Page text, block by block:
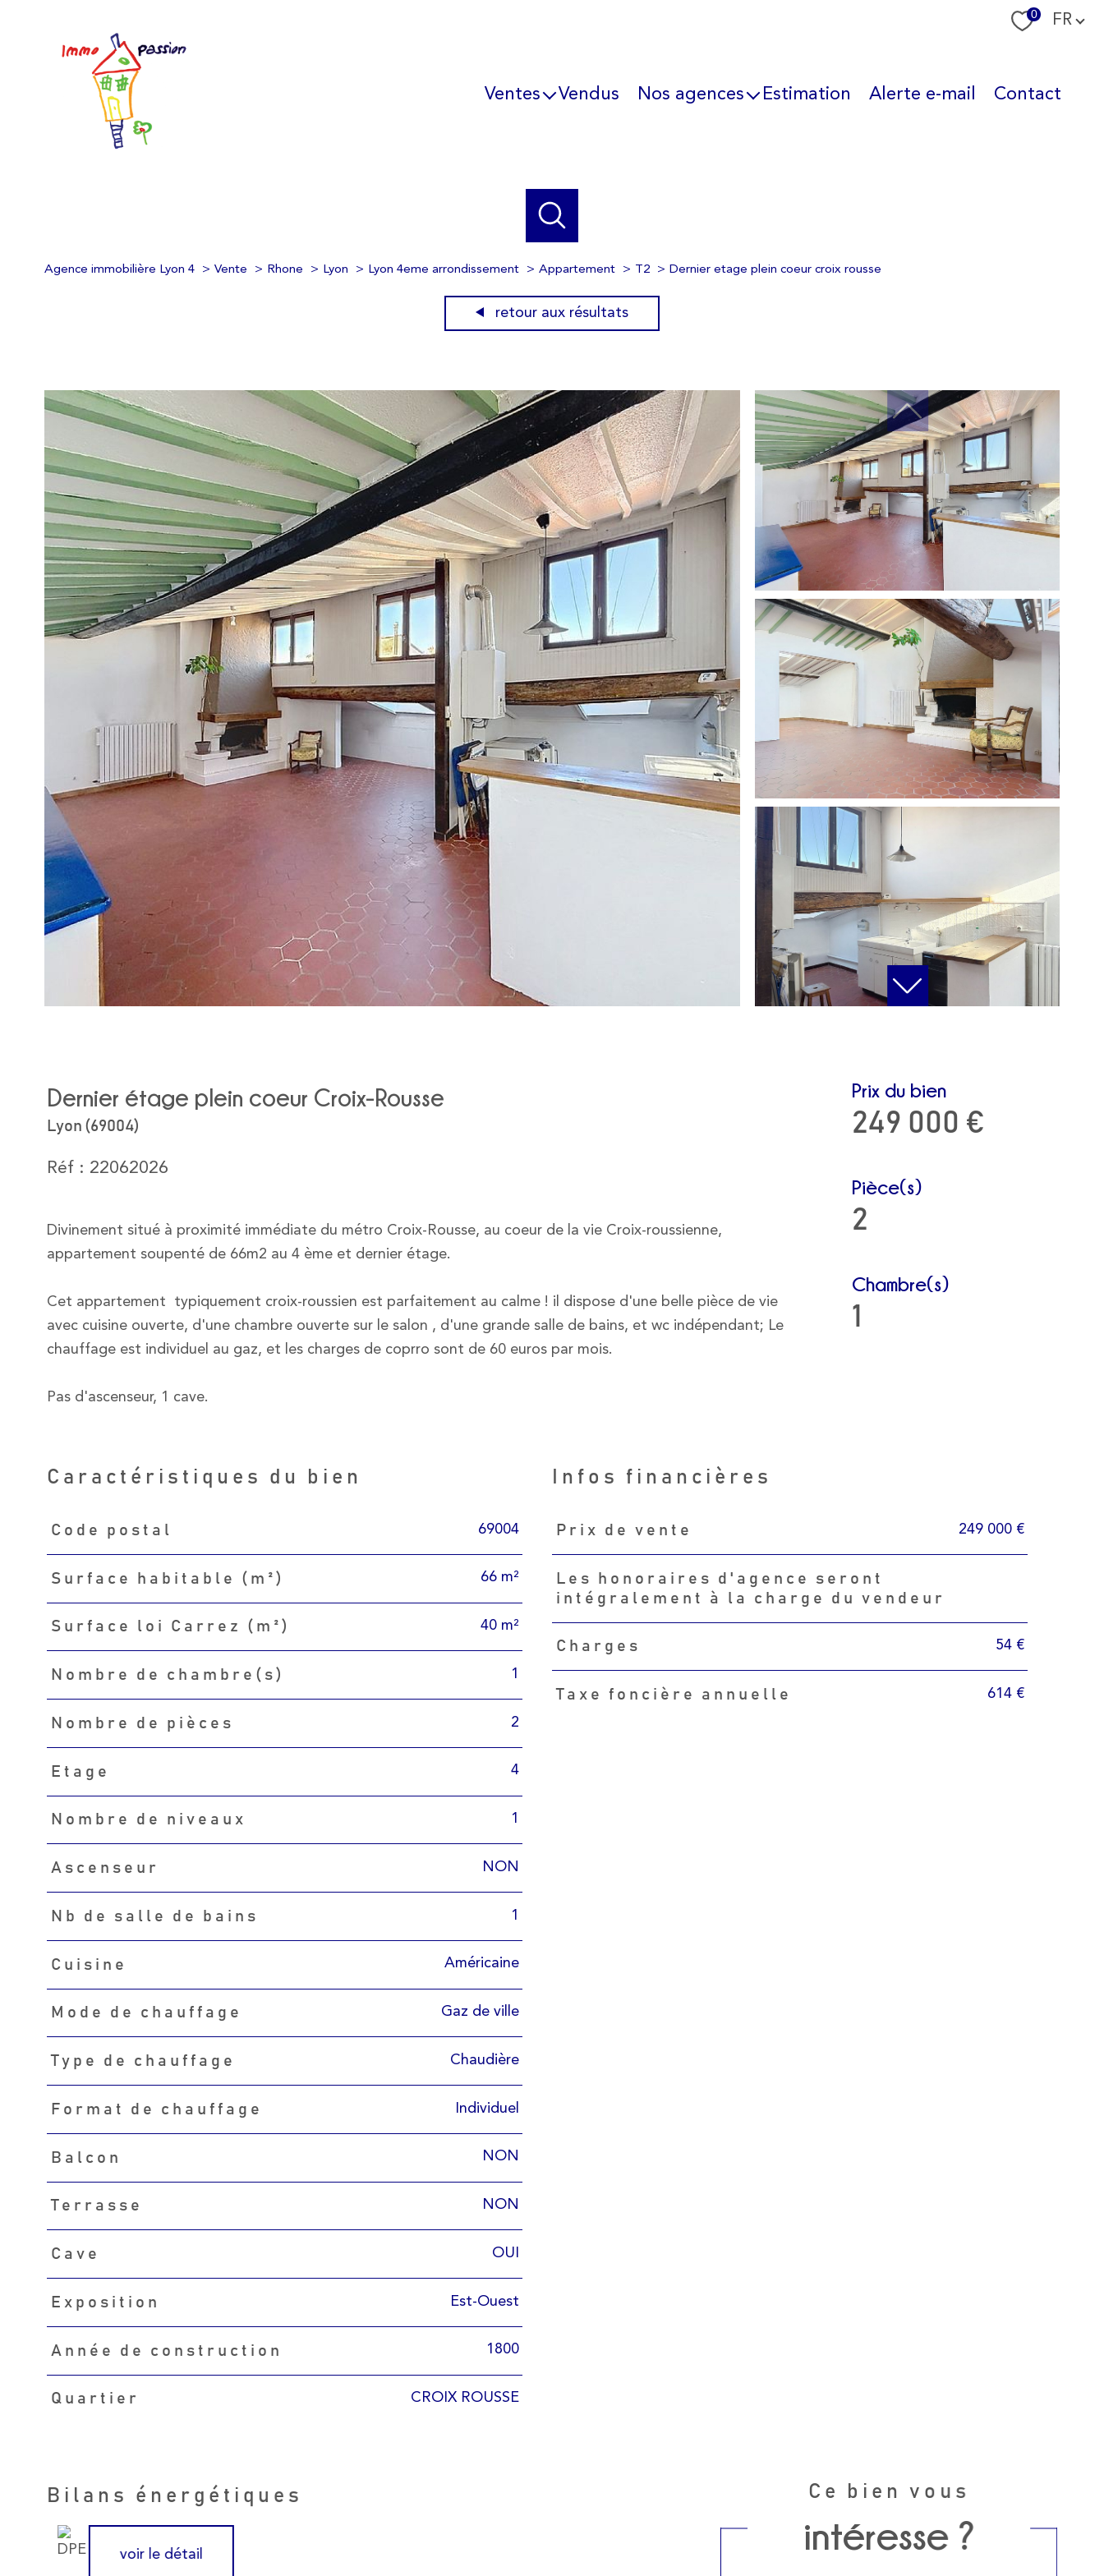
0 Langue
FR
Ventes Vendus Nos agences Estimation Alerte e-mail Contact
Agence immobilière Lyon 4 Vente Rhone Lyon Lyon 4eme arrondissement Appartement T2 Dernier etage plein coeur croix rousse
retour aux résultats
Dernier étage plein coeur Croix-Rousse
Lyon (69004)
Réf : 22062026
Divinement situé à proximité immédiate du métro Croix-Rousse, au coeur de la vie Croix-roussienne,
appartement soupenté de 66m2 au 4 ème et dernier étage.
Cet appartement typiquement croix-roussien est parfaitement au calme ! il dispose d'une belle pièce de vie
avec cuisine ouverte, d'une chambre ouverte sur le salon , d'une grande salle de bains, et wc indépendant; Le
chauffage est individuel au gaz, et les charges de coprro sont de 60 euros par mois.
Pas d'ascenseur, 1 cave.
Prix du bien
249 000 €
Pièce(s)
2
Chambre(s)
1
Caractéristiques du bien
Caractéristiques Valeurs
Code postal 69004
Surface habitable (m²) 66 m²
Surface loi Carrez (m²) 40 m²
Nombre de chambre(s) 1
Nombre de pièces 2
Etage 4
Nombre de niveaux 1
Ascenseur NON
Nb de salle de bains 1
Cuisine Américaine
Mode de chauffage Gaz de ville
Type de chauffage Chaudière
Format de chauffage Individuel
Balcon NON
Terrasse NON
Cave OUI
Exposition Est-Ouest
Année de construction 1800
Quartier CROIX ROUSSE
Infos financières
Caractéristiques Valeurs
Prix de vente 249 000 €
Les honoraires d'agence seront
intégralement à la charge du vendeur
Charges 54 €
Taxe foncière annuelle 614 €
Bilans énergétiques
voir le détail
Ce bien vous
intéresse ?